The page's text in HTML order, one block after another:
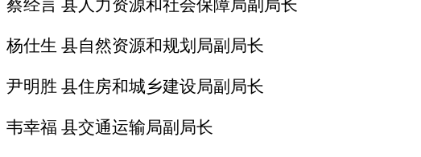
蔡经言 县人力资源和社会保障局副局长
杨仕生 县自然资源和规划局副局长
尹明胜 县住房和城乡建设局副局长
韦幸福 县交通运输局副局长